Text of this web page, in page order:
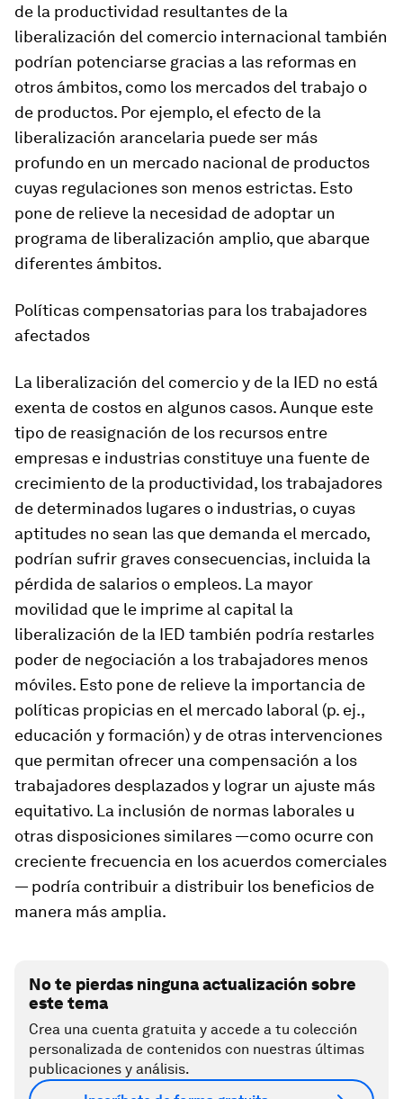
de la productividad resultantes de la
liberalización del comercio internacional también
podrían potenciarse gracias a las reformas en
otros ámbitos, como los mercados del trabajo o
de productos. Por ejemplo, el efecto de la
liberalización arancelaria puede ser más
profundo en un mercado nacional de productos
cuyas regulaciones son menos estrictas. Esto
pone de relieve la necesidad de adoptar un
programa de liberalización amplio, que abarque
diferentes ámbitos.
Políticas compensatorias para los trabajadores
afectados
La liberalización del comercio y de la IED no está
exenta de costos en algunos casos. Aunque este
tipo de reasignación de los recursos entre
empresas e industrias constituye una fuente de
crecimiento de la productividad, los trabajadores
de determinados lugares o industrias, o cuyas
aptitudes no sean las que demanda el mercado,
podrían sufrir graves consecuencias, incluida la
pérdida de salarios o empleos. La mayor
movilidad que le imprime al capital la
liberalización de la IED también podría restarles
poder de negociación a los trabajadores menos
móviles. Esto pone de relieve la importancia de
políticas propicias en el mercado laboral (p. ej.,
educación y formación) y de otras intervenciones
que permitan ofrecer una compensación a los
trabajadores desplazados y lograr un ajuste más
equitativo. La inclusión de normas laborales u
otras disposiciones similares —como ocurre con
creciente frecuencia en los acuerdos comerciales
— podría contribuir a distribuir los beneficios de
manera más amplia.
No te pierdas ninguna actualización sobre
este tema
Crea una cuenta gratuita y accede a tu colección
personalizada de contenidos con nuestras últimas
publicaciones y análisis.